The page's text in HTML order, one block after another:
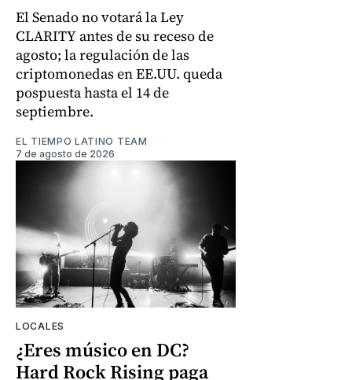
El Senado no votará la Ley
CLARITY antes de su receso de
agosto; la regulación de las
criptomonedas en EE.UU. queda
pospuesta hasta el 14 de
septiembre.
EL TIEMPO LATINO TEAM
7 de agosto de 2026
LOCALES
¿Eres músico en DC?
Hard Rock Rising paga